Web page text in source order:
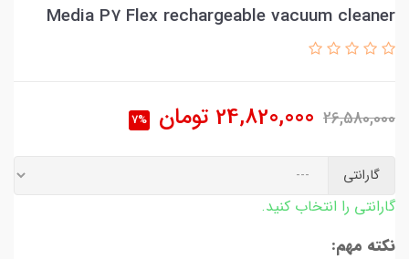
Media P7 Flex rechargeable vacuum cleaner
26,580,000
24,820,000 تومان 7%
گارانتی
گارانتی را انتخاب کنید.
نکته مهم: